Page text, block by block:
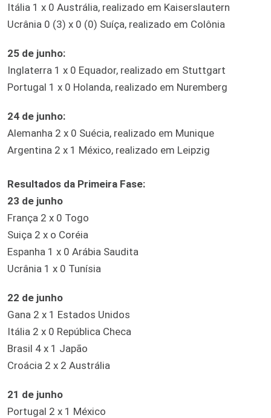
Itália 1 x 0 Austrália, realizado em Kaiserslautern
Ucrânia 0 (3) x 0 (0) Suíça, realizado em Colônia
25 de junho:
Inglaterra 1 x 0 Equador, realizado em Stuttgart
Portugal 1 x 0 Holanda, realizado em Nuremberg
24 de junho:
Alemanha 2 x 0 Suécia, realizado em Munique
Argentina 2 x 1 México, realizado em Leipzig
Resultados da Primeira Fase:
23 de junho
França 2 x 0 Togo
Suiça 2 x o Coréia
Espanha 1 x 0 Arábia Saudita
Ucrânia 1 x 0 Tunísia
22 de junho
Gana 2 x 1 Estados Unidos
Itália 2 x 0 República Checa
Brasil 4 x 1 Japão
Croácia 2 x 2 Austrália
21 de junho
Portugal 2 x 1 México